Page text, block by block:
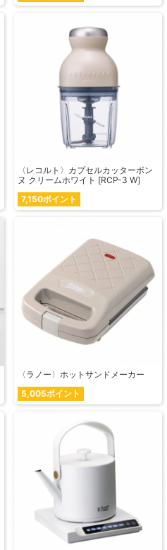
〈レコルト〉カプセルカッターボン
ヌ クリームホワイト [RCP-3 W]
7,150ポイント
〈ラノー〉ホットサンドメーカー
5,005ポイント